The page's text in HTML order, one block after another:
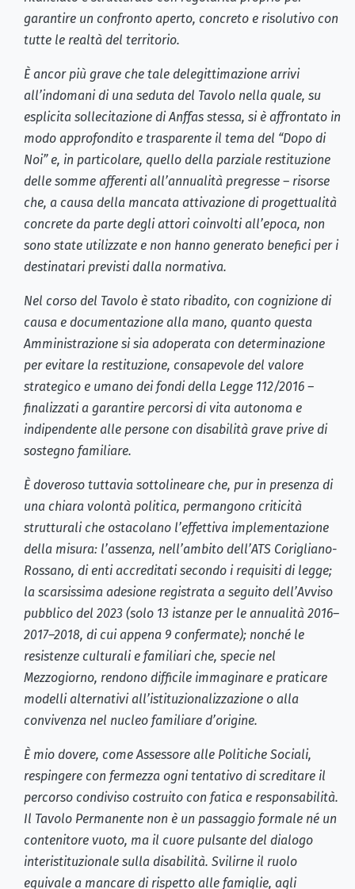
garantire un confronto aperto, concreto e risolutivo con
tutte le realtà del territorio.
È ancor più grave che tale delegittimazione arrivi
all’indomani di una seduta del Tavolo nella quale, su
esplicita sollecitazione di Anffas stessa, si è affrontato in
modo approfondito e trasparente il tema del “Dopo di
Noi” e, in particolare, quello della parziale restituzione
delle somme afferenti all’annualità pregresse – risorse
che, a causa della mancata attivazione di progettualità
concrete da parte degli attori coinvolti all’epoca, non
sono state utilizzate e non hanno generato benefici per i
destinatari previsti dalla normativa.
Nel corso del Tavolo è stato ribadito, con cognizione di
causa e documentazione alla mano, quanto questa
Amministrazione si sia adoperata con determinazione
per evitare la restituzione, consapevole del valore
strategico e umano dei fondi della Legge 112/2016 –
finalizzati a garantire percorsi di vita autonoma e
indipendente alle persone con disabilità grave prive di
sostegno familiare.
È doveroso tuttavia sottolineare che, pur in presenza di
una chiara volontà politica, permangono criticità
strutturali che ostacolano l’effettiva implementazione
della misura: l’assenza, nell’ambito dell’ATS Corigliano-
Rossano, di enti accreditati secondo i requisiti di legge;
la scarsissima adesione registrata a seguito dell’Avviso
pubblico del 2023 (solo 13 istanze per le annualità 2016–
2017–2018, di cui appena 9 confermate); nonché le
resistenze culturali e familiari che, specie nel
Mezzogiorno, rendono difficile immaginare e praticare
modelli alternativi all’istituzionalizzazione o alla
convivenza nel nucleo familiare d’origine.
È mio dovere, come Assessore alle Politiche Sociali,
respingere con fermezza ogni tentativo di screditare il
percorso condiviso costruito con fatica e responsabilità.
Il Tavolo Permanente non è un passaggio formale né un
contenitore vuoto, ma il cuore pulsante del dialogo
interistituzionale sulla disabilità. Svilirne il ruolo
equivale a mancare di rispetto alle famiglie, agli